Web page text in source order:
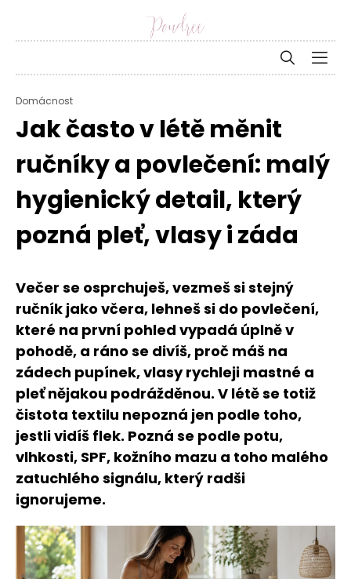
Domácnost
Jak často v létě měnit
ručníky a povlečení: malý
hygienický detail, který
pozná pleť, vlasy i záda
Večer se osprchuješ, vezmeš si stejný
ručník jako včera, lehneš si do povlečení,
které na první pohled vypadá úplně v
pohodě, a ráno se divíš, proč máš na
zádech pupínek, vlasy rychleji mastné a
pleť nějakou podrážděnou. V létě se totiž
čistota textilu nepozná jen podle toho,
jestli vidíš flek. Pozná se podle potu,
vlhkosti, SPF, kožního mazu a toho malého
zatuchlého signálu, který radši
ignorujeme.